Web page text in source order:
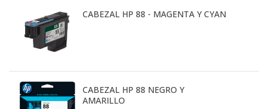
CABEZAL HP 88 - MAGENTA Y CYAN
CABEZAL HP 88 NEGRO Y
AMARILLO